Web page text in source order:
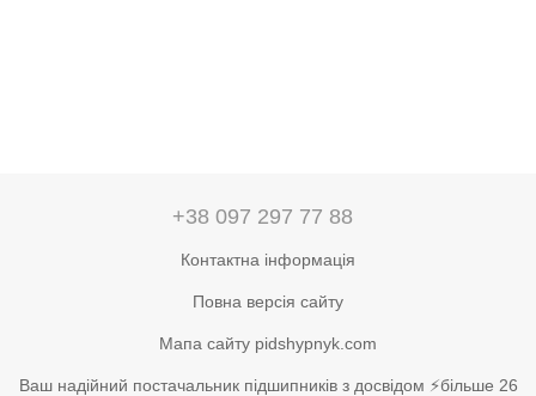
+38 097 297 77 88
Контактна інформація
Повна версія сайту
Мапа сайту pidshypnyk.com
Ваш надійний постачальник підшипників з досвідом ⚡більше 26